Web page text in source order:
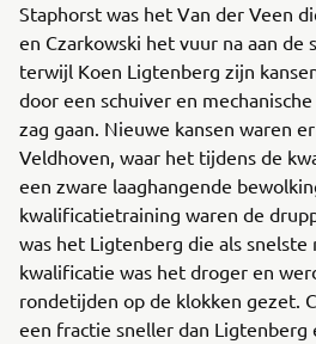
Staphorst was het Van der Veen
en Czarkowski het vuur na aan de
terwijl Koen Ligtenberg zijn
door een schuiver en
zag gaan. Nieuwe kansen waren
Veldhoven, waar het tijdens de
een zware laaghangende
kwalificatietraining waren de
was het Ligtenberg die als
kwalificatie was het droger en
rondetijden op de klokken gezet.
een fractie sneller dan Ligtenberg